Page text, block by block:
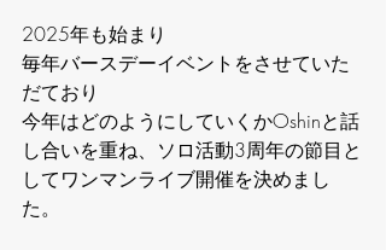
2025年も始まり
毎年バースデーイベントをさせていた
だており
今年はどのようにしていくかOshinと話
し合いを重ね、ソロ活動3周年の節目と
してワンマンライブ開催を決めまし
た。